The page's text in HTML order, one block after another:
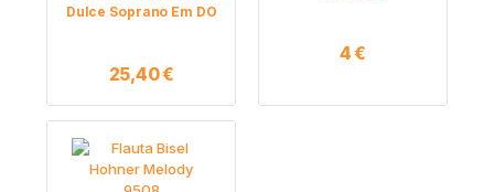
Dulce Soprano Em DO
25,40€
4€